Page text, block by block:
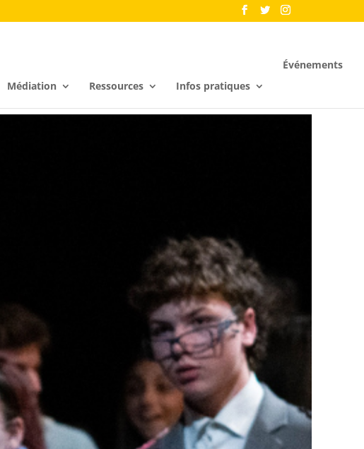
Médiation Ressources Infos pratiques
Événements